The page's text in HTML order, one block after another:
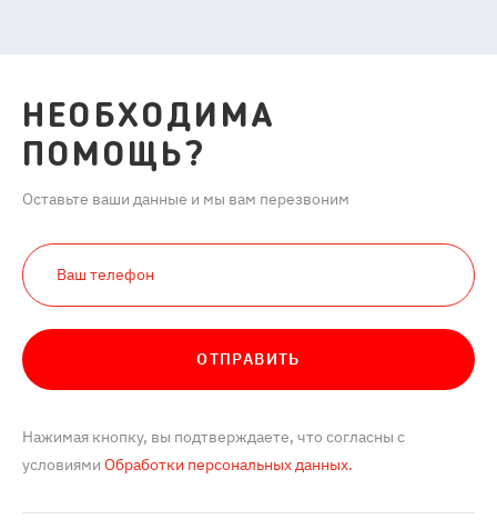
НЕОБХОДИМА
ПОМОЩЬ?
Оставьте ваши данные и мы вам перезвоним
ОТПРАВИТЬ
Нажимая кнопку, вы подтверждаете, что согласны с
условиями Обработки персональных данных.